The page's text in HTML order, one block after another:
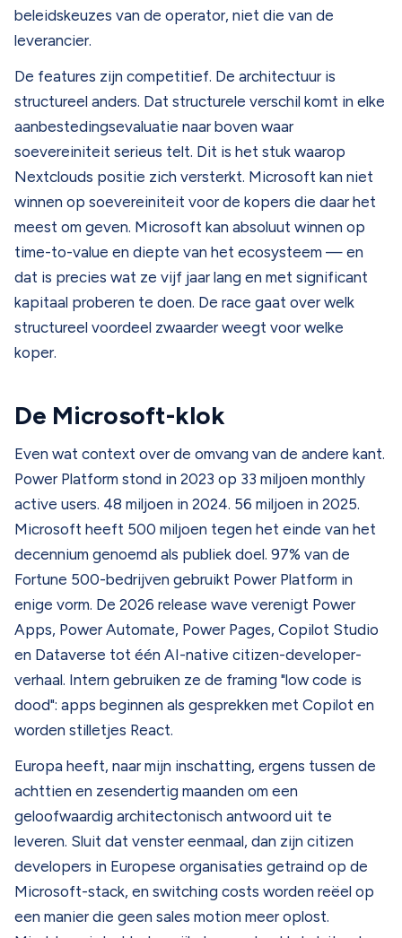
beleidskeuzes van de operator, niet die van de
leverancier.
De features zijn competitief. De architectuur is
structureel anders. Dat structurele verschil komt in elke
aanbestedingsevaluatie naar boven waar
soevereiniteit serieus telt. Dit is het stuk waarop
Nextclouds positie zich versterkt. Microsoft kan niet
winnen op soevereiniteit voor de kopers die daar het
meest om geven. Microsoft kan absoluut winnen op
time-to-value en diepte van het ecosysteem — en
dat is precies wat ze vijf jaar lang en met significant
kapitaal proberen te doen. De race gaat over welk
structureel voordeel zwaarder weegt voor welke
koper.
De Microsoft-klok
Even wat context over de omvang van de andere kant.
Power Platform stond in 2023 op 33 miljoen monthly
active users. 48 miljoen in 2024. 56 miljoen in 2025.
Microsoft heeft 500 miljoen tegen het einde van het
decennium genoemd als publiek doel. 97% van de
Fortune 500-bedrijven gebruikt Power Platform in
enige vorm. De 2026 release wave verenigt Power
Apps, Power Automate, Power Pages, Copilot Studio
en Dataverse tot één AI-native citizen-developer-
verhaal. Intern gebruiken ze de framing "low code is
dood": apps beginnen als gesprekken met Copilot en
worden stilletjes React.
Europa heeft, naar mijn inschatting, ergens tussen de
achttien en zesendertig maanden om een
geloofwaardig architectonisch antwoord uit te
leveren. Sluit dat venster eenmaal, dan zijn citizen
developers in Europese organisaties getraind op de
Microsoft-stack, en switching costs worden reëel op
een manier die geen sales motion meer oplost.